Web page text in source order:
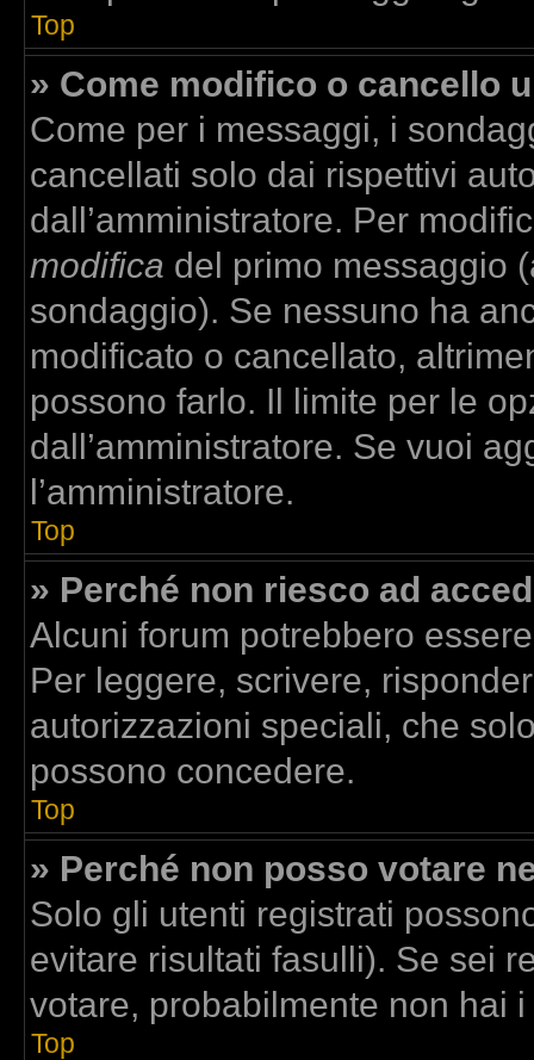
Top
» Come modifico o cancello
Come per i messaggi, i
cancellati solo dai rispettivi
dall’amministratore. Per
modifica del primo messaggio
sondaggio). Se nessuno ha
modificato o cancellato,
possono farlo. Il limite per le
dall’amministratore. Se vuoi
l’amministratore.
Top
» Perché non riesco ad
Alcuni forum potrebbero
Per leggere, scrivere,
autorizzazioni speciali, che
possono concedere.
Top
» Perché non posso votare
Solo gli utenti registrati
evitare risultati fasulli). Se sei
votare, probabilmente non hai
Top